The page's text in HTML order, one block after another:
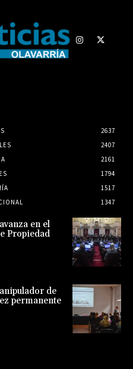
2637
2407
2161
1794
1517
1347
en el
Propiedad
de
permanente